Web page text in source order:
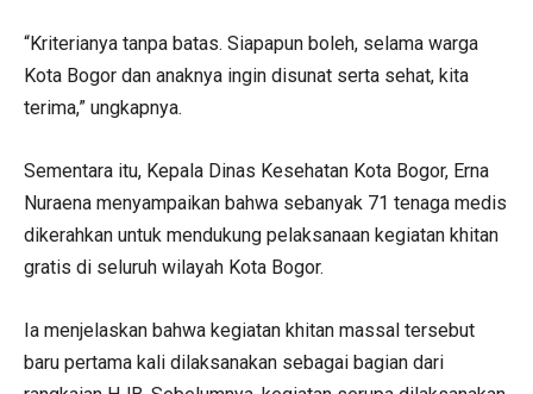
“Kriterianya tanpa batas. Siapapun boleh, selama warga
Kota Bogor dan anaknya ingin disunat serta sehat, kita
terima,” ungkapnya.
Sementara itu, Kepala Dinas Kesehatan Kota Bogor, Erna
Nuraena menyampaikan bahwa sebanyak 71 tenaga medis
dikerahkan untuk mendukung pelaksanaan kegiatan khitan
gratis di seluruh wilayah Kota Bogor.
Ia menjelaskan bahwa kegiatan khitan massal tersebut
baru pertama kali dilaksanakan sebagai bagian dari